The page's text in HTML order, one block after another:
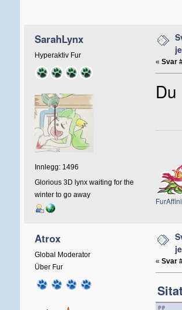
SarahLynx
Hyperaktiv Fur
Innlegg: 1496
Glorious 3D lynx waiting for the
winter to go away
« Svar
Atrox
Global Moderator
Über Fur
« Svar